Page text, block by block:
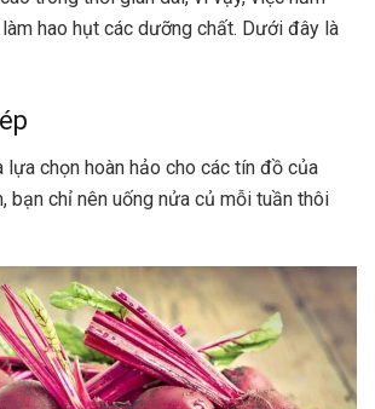
hao hụt các dưỡng chất. Dưới đây là
lựa chọn hoàn hảo cho các tín đồ của
bạn chỉ nên uống nửa củ mỗi tuần thôi